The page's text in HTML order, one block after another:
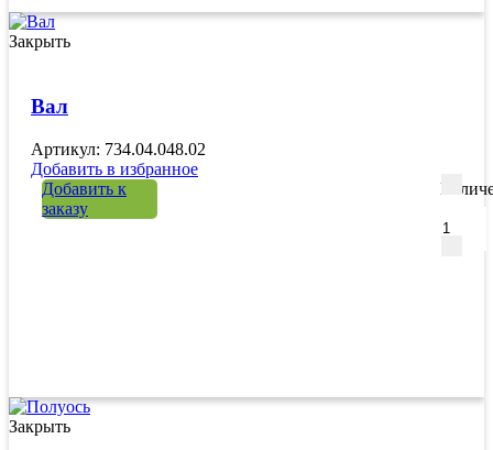
Закрыть
Вал
Артикул: 734.04.048.02
Добавить в избранное
Добавить к
заказу
Закрыть